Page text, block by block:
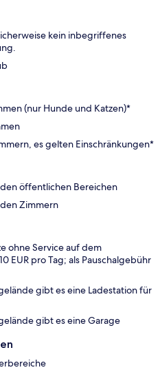
kein inbegriffenes
(nur Hunde und Katzen)*
es gelten Einschränkungen*
öffentlichen Bereichen
Zimmern
ohne Service auf dem
EUR pro Tag; als Pauschalgebühr
gibt es eine Ladestation für
gibt es eine Garage